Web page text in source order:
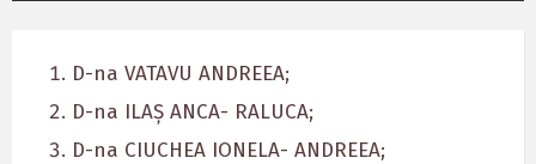
D-na VATAVU ANDREEA;
D-na ILAȘ ANCA- RALUCA;
D-na CIUCHEA IONELA- ANDREEA;